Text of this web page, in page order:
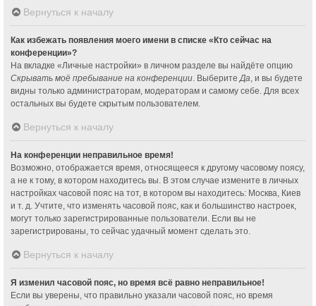
Вернуться к началу
Как избежать появления моего имени в списке «Кто сейчас на
конференции»?
На вкладке «Личные настройки» в личном разделе вы найдёте опцию
Скрывать моё пребывание на конференции. ВыберитеДа, и вы будете
видны только администраторам, модераторам и самому себе. Для всех
остальных вы будете скрытым пользователем.
Вернуться к началу
На конференции неправильное время!
Возможно, отображается время, относящееся к другому часовому поясу,
а не к тому, в котором находитесь вы. В этом случае измените в личных
настройках часовой пояс на тот, в котором вы находитесь: Москва, Киев
и т. д. Учтите, что изменять часовой пояс, как и большинство настроек,
могут только зарегистрированные пользователи. Если вы не
зарегистрированы, то сейчас удачный момент сделать это.
Вернуться к началу
Я изменил часовой пояс, но время всё равно неправильное!
Если вы уверены, что правильно указали часовой пояс, но время